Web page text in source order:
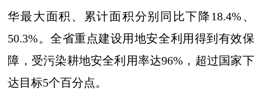
华最大面积、累计面积分别同比下降18.4%、
50.3%。全省重点建设用地安全利用得到有效保
障，受污染耕地安全利用率达96%，超过国家下
达目标5个百分点。